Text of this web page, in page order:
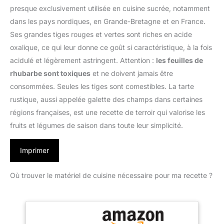
presque exclusivement utilisée en cuisine sucrée, notamment
dans les pays nordiques, en Grande-Bretagne et en France.
Ses grandes tiges rouges et vertes sont riches en acide
oxalique, ce qui leur donne ce goût si caractéristique, à la fois
acidulé et légèrement astringent. Attention : les feuilles de
rhubarbe sont toxiques et ne doivent jamais être
consommées. Seules les tiges sont comestibles. La tarte
rustique, aussi appelée galette des champs dans certaines
régions françaises, est une recette de terroir qui valorise les
fruits et légumes de saison dans toute leur simplicité.
Imprimer
Où trouver le matériel de cuisine nécessaire pour ma recette ?